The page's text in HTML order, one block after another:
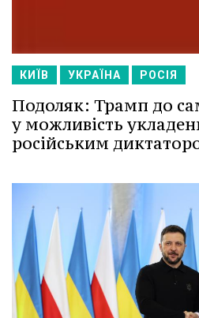
КИЇВ УКРАЇНА РОСІЯ
Подоляк: Трамп до
у можливість
російським